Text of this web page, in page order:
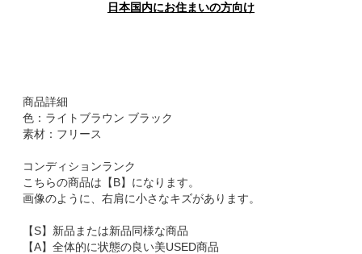
日本国内にお住まいの方向け
商品詳細
色：ライトブラウン ブラック
素材：フリース
コンディションランク
こちらの商品は【B】になります。
画像のように、右肩に小さなキズがあります。
【S】新品または新品同様な商品
【A】全体的に状態の良い美USED商品